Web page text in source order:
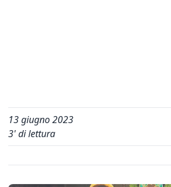
13 giugno 2023
3' di lettura